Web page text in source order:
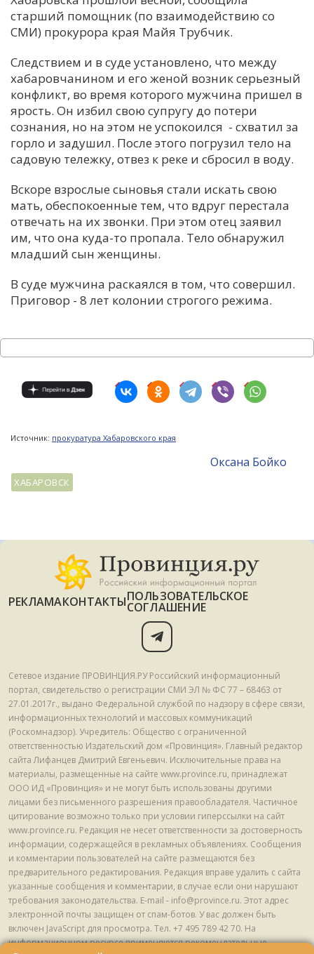
старший помощник (по взаимодействию со
СМИ) прокурора края Майя Трубчик.
Следствием и в суде установлено, что между
хабаровчанином и его женой возник серьезный
конфликт, во время которого мужчина пришел в
ярость. Он избил свою супругу до потери
сознания, но на этом не успокоился - схватил за
горло и задушил. После этого погрузил тело на
садовую тележку, отвез к реке и сбросил в воду.
Вскоре взрослые сыновья стали искать свою
мать, обеспокоенные тем, что вдруг перестала
отвечать на их звонки. При этом отец заявил
им, что она куда-то пропала. Тело обнаружил
младший сын женщины.
В суде мужчина раскаялся в том, что совершил.
Приговор - 8 лет колонии строгого режима.
Источник: прокуратура Хабаровского края
Оксана Бойко
ХАБАРОВСК
РЕКЛАМАКОНТАКТЫПОЛЬЗОВАТЕЛЬСКОЕ
СОГЛАШЕНИЕ
Сетевое издание ПРОВИНЦИЯ.РУ Российский информационный
портал, свидетельство о регистрации СМИ ЭЛ № ФС 77 – 68463 от
27.01.2017г., выдано Федеральной службой по надзору в сфере связи,
информационных технологий и массовых коммуникаций
(Роскомнадзор). Учредитель: Общество с ограниченной
ответственностью Издательский дом «Провинция». Главный редактор
сайта Лифанцев Дмитрий Евгеньевич. Исключительные права на
материалы, размещенные на сайте www.province.ru, принадлежат
ООО ИД «Провинция» и не могут быть использованы другими
лицами без письменного разрешения правообладателя. Частичное
цитирование возможно только при условии гиперссылки на сайт
www.province.ru. Редакция не несет ответственности за достоверность
информации, содержащейся в рекламных объявлениях. Сообщения
и комментарии пользователей на сайте размещаются без
предварительного редактирования. Редакция вправе удалить с сайта
указанные сообщения и комментарии, в случае если они нарушают
требования законодательства. E-mail - info@province.ru. Этот адрес
электронной почты защищен от спам-ботов. У вас должен быть
включен JavaScript для просмотра. Tел. +7 495 789 42 70. На
информационном ресурсе применяются рекомендательные